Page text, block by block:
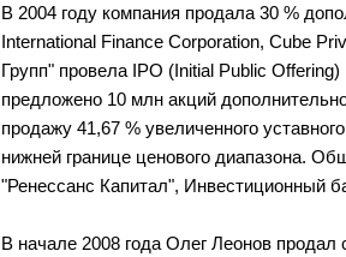
В 2004 году компания продала 30 %
International Finance Corporation, Cube
Групп" провела IPO (Initial Public
предложено 10 млн акций
продажу 41,67 % увеличенного
нижней границе ценового диапазона.
"Ренессанс Капитал", Инвестиционный
В начале 2008 года Олег Леонов